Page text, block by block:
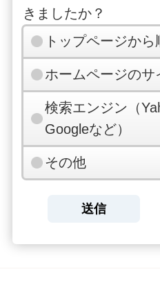
きましたか？
トップページから
ホームページのサ
検索エンジン（
Googleなど）
その他